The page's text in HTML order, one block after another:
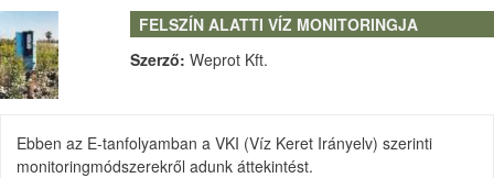
FELSZÍN ALATTI VÍZ MONITORINGJA
Szerző: Weprot Kft.
Ebben az E-tanfolyamban a VKI (Víz Keret Irányelv) szerinti
monitoringmódszerekről adunk áttekintést.